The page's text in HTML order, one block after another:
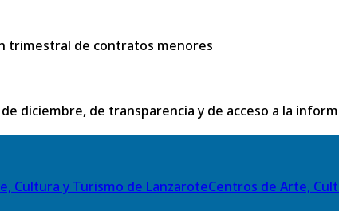
trimestral de contratos menores
de diciembre, de transparencia y de acceso a la
Centros de Arte,